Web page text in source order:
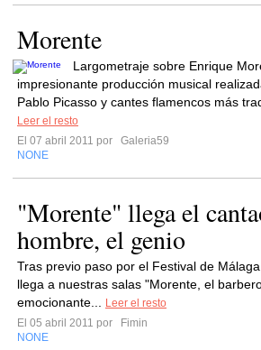
Morente
Largometraje sobre Enrique
impresionante producción musical
Pablo Picasso y cantes flamencos más
Leer el resto
El 07 abril 2011 por
Galeria59
NONE
"Morente" llega el
hombre, el genio
Tras previo paso por el Festival de
llega a nuestras salas "Morente, el
emocionante...
Leer el resto
El 05 abril 2011 por
Fimin
NONE